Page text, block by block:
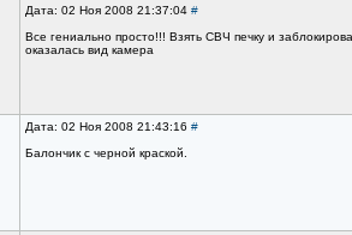
Дата: 02 Ноя 2008 21:37:04 #
Все гениально просто!!! Взять СВЧ печку и
оказалась вид камера
Дата: 02 Ноя 2008 21:43:16 #
Балончик с черной краской.